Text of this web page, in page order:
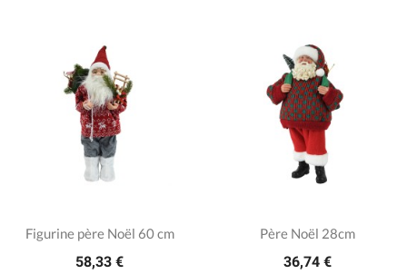
Figurine père Noël 60 cm
58,33 €
Père Noël 28cm
36,74 €